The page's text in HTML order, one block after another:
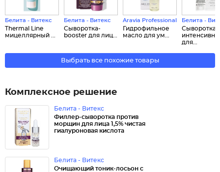
Белита - Витекс
Thermal Line
мицеллярный ...
Белита - Витекс
Сыворотка-
booster для лиц...
Aravia Professional
Гидрофильное
масло для ум...
Белита -
Сыворотка
для...
Выбрать все похожие товары
Комплексное решение
Белита - Витекс
Филлер-сыворотка против
морщин для лица 1,5% чистая
гиалуроновая кислота
Белита - Витекс
Очищающий тоник-лосьон с